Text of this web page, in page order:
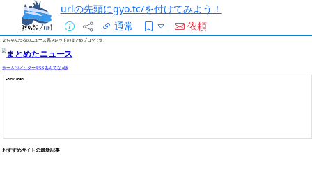
urlの先頭にgyo.tc/を付けてみよう！
通常
依頼